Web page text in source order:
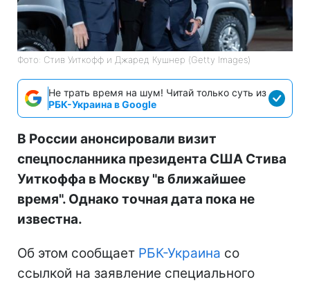
Фото: Стив Уиткофф и Джаред Кушнер (Getty Images)
Не трать время на шум! Читай только суть из
РБК-Украина в Google
В России анонсировали визит
спецпосланника президента США Стива
Уиткоффа в Москву "в ближайшее
время". Однако точная дата пока не
известна.
Об этом сообщает РБК-Украина со
ссылкой на заявление специального